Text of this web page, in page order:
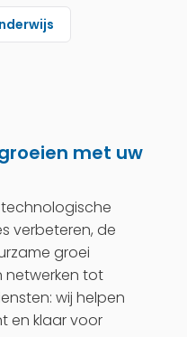
met uw
verbeteren, de
groei
netwerken tot
wij helpen
en klaar voor